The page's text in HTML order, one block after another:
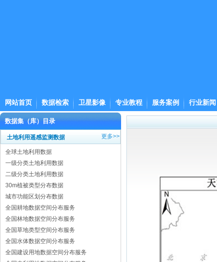
网站首页 数据检索 卫星影像 专业教程 服务案例 行业新闻
数据集（库）目录
土地利用遥感监测数据 更多>>
全球土地利用数据
一级分类土地利用数据
二级分类土地利用数据
30m植被类型分布数据
城市功能区划分布数据
全国耕地数据空间分布服务
全国林地数据空间分布服务
全国草地类型空间分布服务
全国水体数据空间分布服务
全国建设用地数据空间分布服务